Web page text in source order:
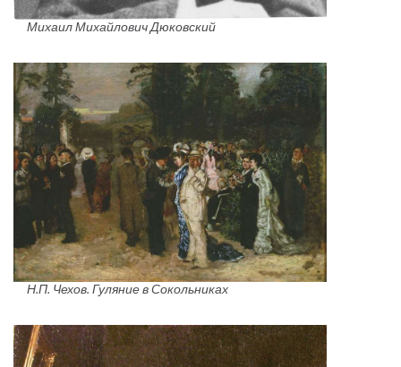
Михаил Михайлович Дюковский
Н.П. Чехов. Гуляние в Сокольниках